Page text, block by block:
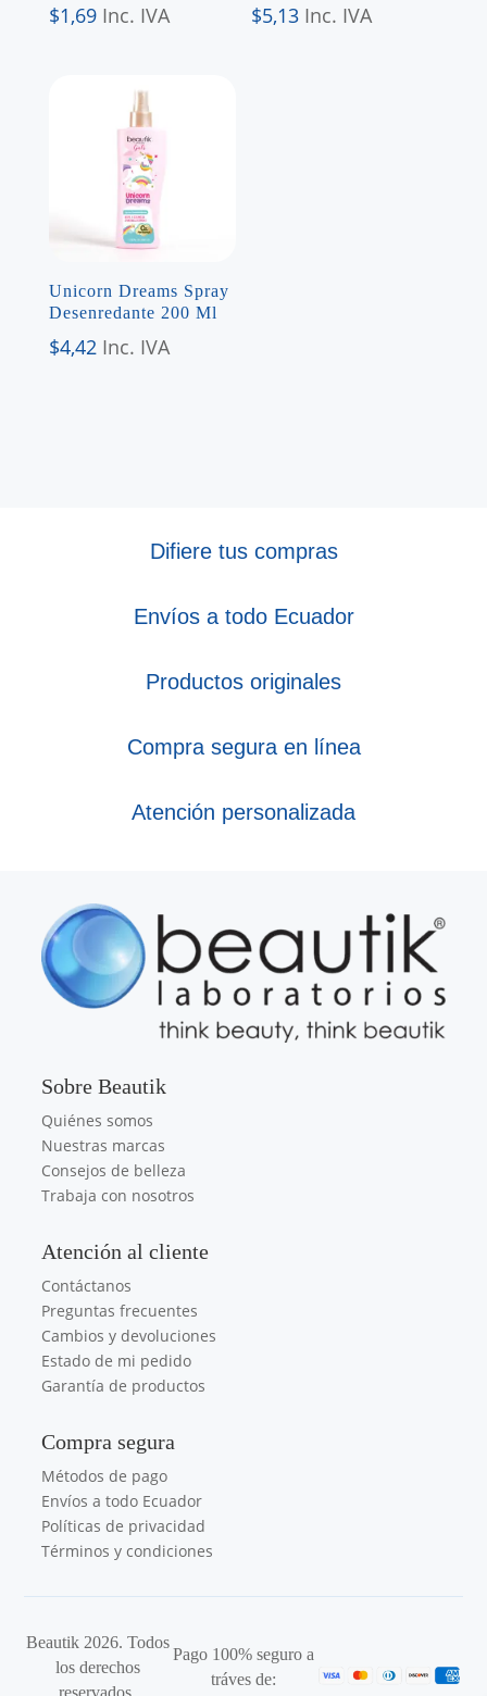
$1,69 Inc. IVA $5,13 Inc. IVA
Unicorn Dreams Spray
Desenredante 200 Ml
$4,42 Inc. IVA
Difiere tus compras
Envíos a todo Ecuador
Productos originales
Compra segura en línea
Atención personalizada
Sobre Beautik
Quiénes somos
Nuestras marcas
Consejos de belleza
Trabaja con nosotros
Atención al cliente
Contáctanos
Preguntas frecuentes
Cambios y devoluciones
Estado de mi pedido
Garantía de productos
Compra segura
Métodos de pago
Envíos a todo Ecuador
Políticas de privacidad
Términos y condiciones
Beautik 2026. Todos
los derechos
reservados.
Pago 100% seguro a
tráves de: